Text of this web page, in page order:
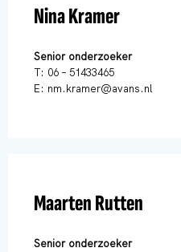
Nina Kramer
Senior onderzoeker
T: 06 – 51433465
E: nm.kramer@avans.nl
Maarten Rutten
Senior onderzoeker